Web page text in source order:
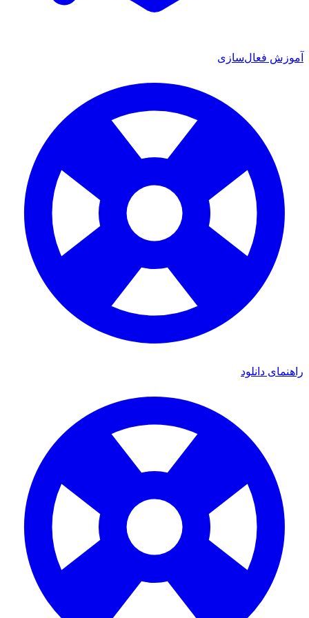
فعال‌سازی
دانلود